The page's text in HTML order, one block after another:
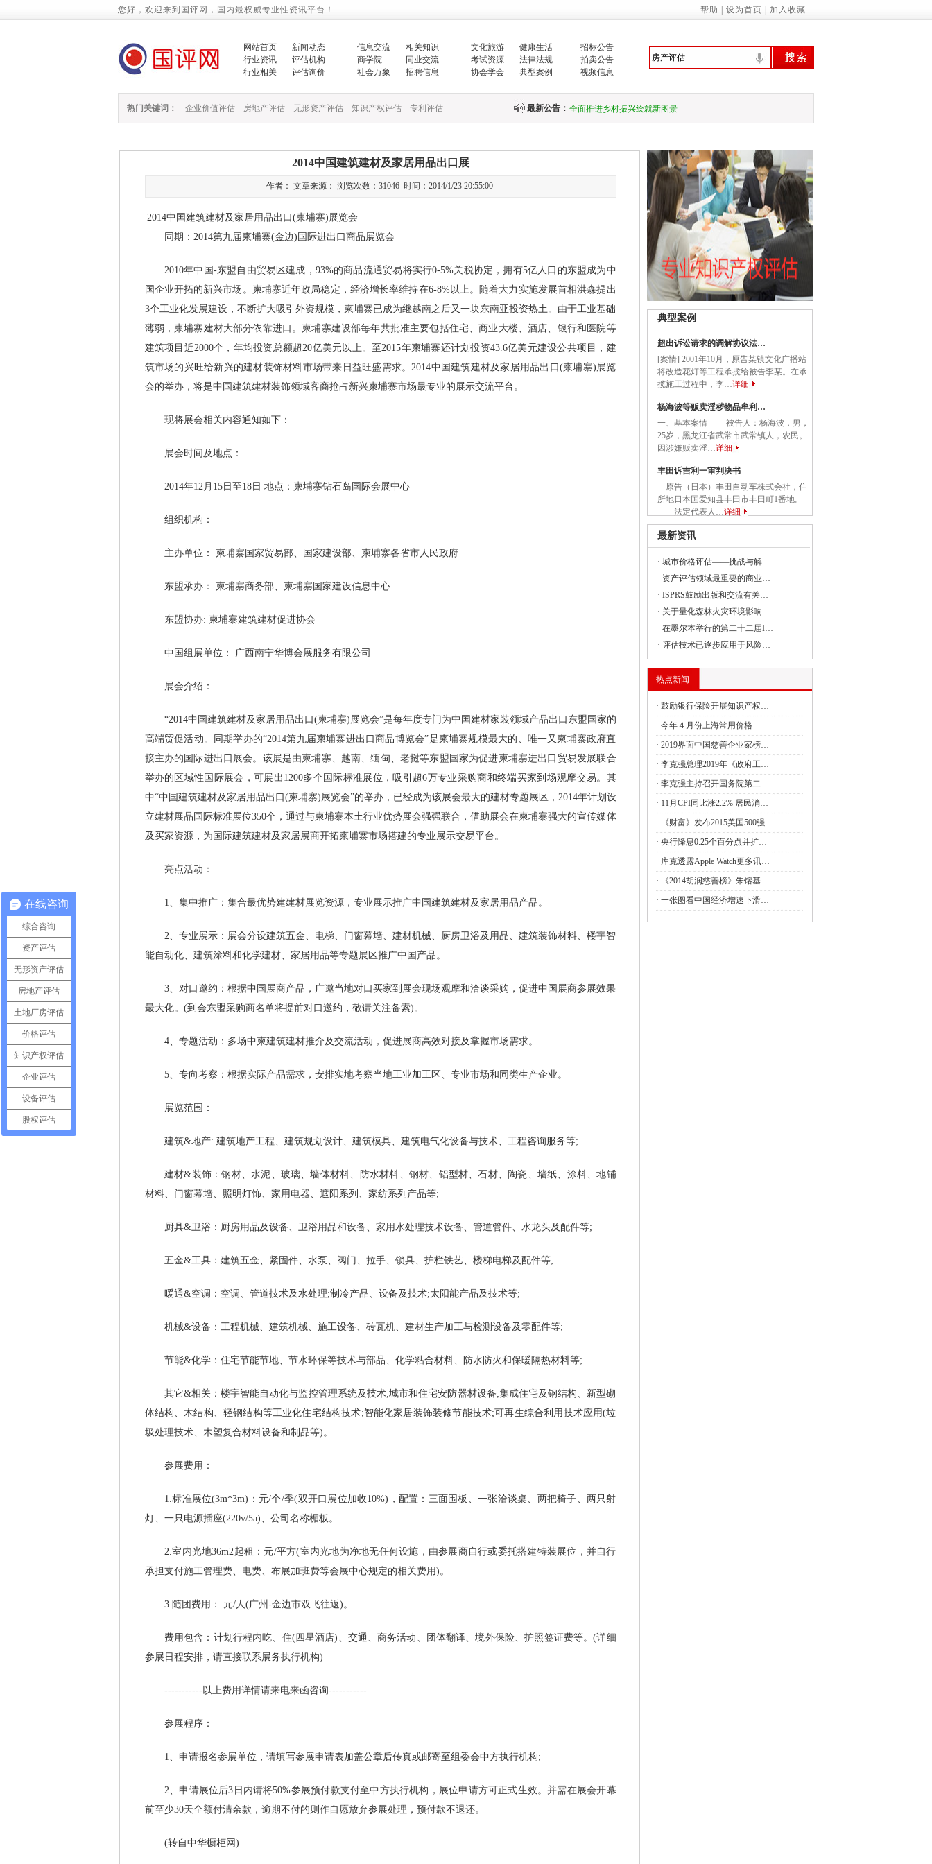
您好，欢迎来到国评网，国内最权威专业性资讯平台！ 帮助 设为首页 加入收藏
网站首页
新闻动态
行业资讯
评估机构
行业相关
评估询价
信息交流
相关知识
商学院
同业交流
社会万象
招聘信息
文化旅游
健康生活
考试资源
法律法规
协会学会
典型案例
招标公告
拍卖公告
视频信息
热门关键词： 企业价值评估 房地产评估 无形资产评估 知识产权评估 专利评估 最新公告：
增强生态文明意识 提高环境保护自觉——来自首个全国
生…
翟智：实干笃行、技管合一的城管人
关于印发《国家基本公共服务标准（2023年版）》的通知
关于完善政府诚信履约机制优化民营经济发展环境的通知
财政部新疆监管局：“三坚持”做深做实地方财政运行分…
国务院办公厅关于应急管理综合行政执法有关事项的通知
中共中央 国务院关于促进民营经济发展壮大的意见
《中共中央 国务院关于促进民营经济发展壮大的意见》
权…
关于公开遴选《建设项目经济评价方法与参数（修订建
关于开展2023年全国节能宣传周和全国低碳日活动的通知
关于印发《中央党政机关和事业单位所属企业国有资本
国家发展改革委组织召开支持贵州在新时代西部大开发
国家发展改革委副主任丛亮会见阿曼能源与矿产部次大
臣…
中国与阿根廷签署共建“一带一路”合作规划
2023年1-4月全国国有及国有控股企业经济运行情况
财政部河南监管局：强化理论武装 筑牢思想之基 认真
关于实施中央财政油茶产业发展奖补政策的通知
国家发展改革委、国家粮食和物资储备局召开《习近平
发展改革委召开2023年全委党风廉政建设工作会暨廉政
国家发展改革委举行4月份新闻发布会
未来地球：里约+20峰会启动新的资产评估发展研究平台
关于对2022年固定资产投资稳定增长、中央预算内投资
关于进一步深化改革促进乡村医疗卫生体系健康发展的
2014中国建筑建材及家居用品出口展
作者： 文章来源： 浏览次数：31046 时间：2014/1/23 20:55:00
2014中国建筑建材及家居用品出口(柬埔寨)展览会
同期：2014第九届柬埔寨(金边)国际进出口商品展览会
2010年中国-东盟自由贸易区建成，93%的商品流通贸易将实行0-5%关税协定，拥有5亿人口的东盟成为中
国企业开拓的新兴市场。柬埔寨近年政局稳定，经济增长率维持在6-8%以上。随着大力实施发展首相洪森提出
3个工业化发展建设，不断扩大吸引外资规模，柬埔寨已成为继越南之后又一块东南亚投资热土。由于工业基础
薄弱，柬埔寨建材大部分依靠进口。柬埔寨建设部每年共批准主要包括住宅、商业大楼、酒店、银行和医院等
建筑项目近2000个，年均投资总额超20亿美元以上。至2015年柬埔寨还计划投资43.6亿美元建设公共项目，建
筑市场的兴旺给新兴的建材装饰材料市场带来日益旺盛需求。2014中国建筑建材及家居用品出口(柬埔寨)展览
会的举办，将是中国建筑建材装饰领域客商抢占新兴柬埔寨市场最专业的展示交流平台。
现将展会相关内容通知如下：
展会时间及地点：
2014年12月15日至18日 地点：柬埔寨钻石岛国际会展中心
组织机构：
主办单位： 柬埔寨国家贸易部、国家建设部、柬埔寨各省市人民政府
东盟承办： 柬埔寨商务部、柬埔寨国家建设信息中心
东盟协办: 柬埔寨建筑建材促进协会
中国组展单位： 广西南宁华博会展服务有限公司
展会介绍：
“2014中国建筑建材及家居用品出口(柬埔寨)展览会”是每年度专门为中国建材家装领域产品出口东盟国家的
高端贸促活动。同期举办的“2014第九届柬埔寨进出口商品博览会”是柬埔寨规模最大的、唯一又柬埔寨政府直
接主办的国际进出口展会。该展是由柬埔寨、越南、缅甸、老挝等东盟国家为促进柬埔寨进出口贸易发展联合
举办的区域性国际展会，可展出1200多个国际标准展位，吸引超6万专业采购商和终端买家到场观摩交易。其
中“中国建筑建材及家居用品出口(柬埔寨)展览会”的举办，已经成为该展会最大的建材专题展区，2014年计划设
立建材展品国际标准展位350个，通过与柬埔寨本土行业优势展会强强联合，借助展会在柬埔寨强大的宣传媒体
及买家资源，为国际建筑建材及家居展商开拓柬埔寨市场搭建的专业展示交易平台。
亮点活动：
1、集中推广：集合最优势建建材展览资源，专业展示推广中国建筑建材及家居用品产品。
2、专业展示：展会分设建筑五金、电梯、门窗幕墙、建材机械、厨房卫浴及用品、建筑装饰材料、楼宇智
能自动化、建筑涂料和化学建材、家居用品等专题展区推广中国产品。
3、对口邀约：根据中国展商产品，广邀当地对口买家到展会现场观摩和洽谈采购，促进中国展商参展效果
最大化。(到会东盟采购商名单将提前对口邀约，敬请关注备索)。
4、专题活动：多场中柬建筑建材推介及交流活动，促进展商高效对接及掌握市场需求。
5、专向考察：根据实际产品需求，安排实地考察当地工业加工区、专业市场和同类生产企业。
展览范围：
建筑&地产: 建筑地产工程、建筑规划设计、建筑模具、建筑电气化设备与技术、工程咨询服务等;
建材&装饰：钢材、水泥、玻璃、墙体材料、防水材料、钢材、铝型材、石材、陶瓷、墙纸、涂料、地铺
材料、门窗幕墙、照明灯饰、家用电器、遮阳系列、家纺系列产品等;
厨具&卫浴：厨房用品及设备、卫浴用品和设备、家用水处理技术设备、管道管件、水龙头及配件等;
五金&工具：建筑五金、紧固件、水泵、阀门、拉手、锁具、护栏铁艺、楼梯电梯及配件等;
暖通&空调：空调、管道技术及水处理;制冷产品、设备及技术;太阳能产品及技术等;
机械&设备：工程机械、建筑机械、施工设备、砖瓦机、建材生产加工与检测设备及零配件等;
节能&化学：住宅节能节地、节水环保等技术与部品、化学粘合材料、防水防火和保暖隔热材料等;
其它&相关：楼宇智能自动化与监控管理系统及技术;城市和住宅安防器材设备;集成住宅及钢结构、新型砌
体结构、木结构、轻钢结构等工业化住宅结构技术;智能化家居装饰装修节能技术;可再生综合利用技术应用(垃
圾处理技术、木塑复合材料设备和制品等)。
参展费用：
1.标准展位(3m*3m)：元/个/季(双开口展位加收10%)，配置：三面围板、一张洽谈桌、两把椅子、两只射
灯、一只电源插座(220v/5a)、公司名称楣板。
2.室内光地36m2起租：元/平方(室内光地为净地无任何设施，由参展商自行或委托搭建特装展位，并自行
承担支付施工管理费、电费、布展加班费等会展中心规定的相关费用)。
3.随团费用： 元/人(广州-金边市双飞往返)。
费用包含：计划行程内吃、住(四星酒店)、交通、商务活动、团体翻译、境外保险、护照签证费等。(详细
参展日程安排，请直接联系展务执行机构)
-----------以上费用详情请来电来函咨询-----------
参展程序：
1、申请报名参展单位，请填写参展申请表加盖公章后传真或邮寄至组委会中方执行机构;
2、申请展位后3日内请将50%参展预付款支付至中方执行机构，展位申请方可正式生效。并需在展会开幕
前至少30天全额付清余款，逾期不付的则作自愿放弃参展处理，预付款不退还。
(转自中华橱柜网)
典型案例
超出诉讼请求的调解协议法…
[案情] 2001年10月，原告某镇文化广播站
将改造花灯等工程承揽给被告李某。在承
揽施工过程中，李…详细
杨海波等贩卖淫秽物品牟利…
一、基本案情 被告人：杨海波，男，
25岁，黑龙江省武常市武常镇人，农民。
因涉嫌贩卖淫…详细
丰田诉吉利一审判决书
原告（日本）丰田自动车株式会社，住
所地日本国爱知县丰田市丰田町1番地。
法定代表人…详细
最新资讯
· 城市价格评估——挑战与解…
· 资产评估领域最重要的商业…
· ISPRS鼓励出版和交流有关…
· 关于量化森林火灾环境影响…
· 在墨尔本举行的第二十二届I…
· 评估技术已逐步应用于风险…
热点新闻
· 鼓励银行保险开展知识产权…
· 今年４月份上海常用价格
· 2019界面中国慈善企业家榜…
· 李克强总理2019年《政府工…
· 李克强主持召开国务院第二…
· 11月CPI同比涨2.2% 居民消…
·
《财富》发布2015美国500强…
· 央行降息0.25个百分点并扩…
· 库克透露Apple Watch更多讯…
·
《2014胡润慈善榜》朱镕基…
· 一张图看中国经济增速下滑…
在线咨询
综合咨询
资产评估
无形资产评估
房地产评估
土地厂房评估
价格评估
知识产权评估
企业评估
设备评估
股权评估